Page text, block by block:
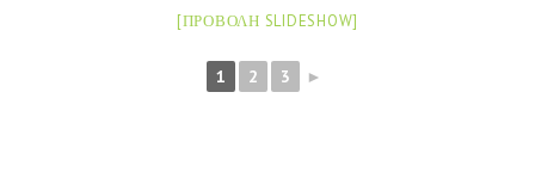
[ΠΡΟΒΟΛΉ SLIDESHOW]
1 2 3 ►